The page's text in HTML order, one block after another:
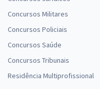
Concursos Militares
Concursos Policiais
Concursos Saúde
Concursos Tribunais
Residência Multiprofissional